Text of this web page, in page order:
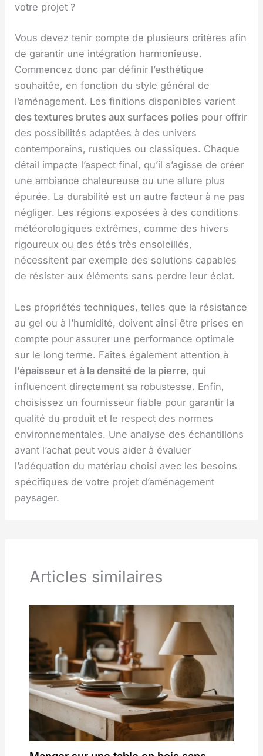
votre projet ?
Vous devez tenir compte de plusieurs critères afin
de garantir une intégration harmonieuse.
Commencez donc par définir l’esthétique
souhaitée, en fonction du style général de
l’aménagement. Les finitions disponibles varient
des textures brutes aux surfaces polies pour offrir
des possibilités adaptées à des univers
contemporains, rustiques ou classiques. Chaque
détail impacte l’aspect final, qu’il s’agisse de créer
une ambiance chaleureuse ou une allure plus
épurée. La durabilité est un autre facteur à ne pas
négliger. Les régions exposées à des conditions
météorologiques extrêmes, comme des hivers
rigoureux ou des étés très ensoleillés,
nécessitent par exemple des solutions capables
de résister aux éléments sans perdre leur éclat.
Les propriétés techniques, telles que la résistance
au gel ou à l’humidité, doivent ainsi être prises en
compte pour assurer une performance optimale
sur le long terme. Faites également attention à
l’épaisseur et à la densité de la pierre, qui
influencent directement sa robustesse. Enfin,
choisissez un fournisseur fiable pour garantir la
qualité du produit et le respect des normes
environnementales. Une analyse des échantillons
avant l’achat peut vous aider à évaluer
l’adéquation du matériau choisi avec les besoins
spécifiques de votre projet d’aménagement
paysager.
Articles similaires